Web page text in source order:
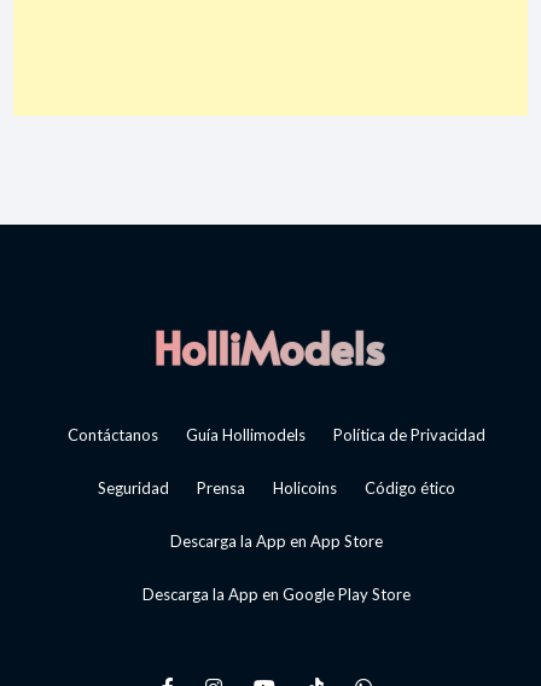
Contáctanos Guía Hollimodels Política de Privacidad
Seguridad Prensa Holicoins Código ético
Descarga la App en App Store
Descarga la App en Google Play Store